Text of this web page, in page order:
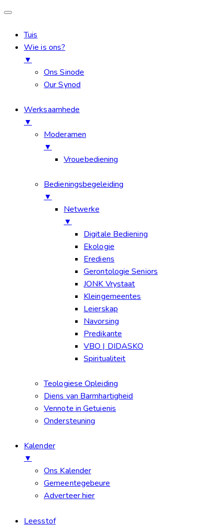
Tuis
Wie is ons?
▼
Ons Sinode
Our Synod
Werksaamhede
▼
Moderamen
▼
Vrouebediening
Bedieningsbegeleiding
▼
Netwerke
▼
Digitale Bediening
Ekologie
Erediens
Gerontologie Seniors
JONK Vrystaat
Kleingemeentes
Leierskap
Navorsing
Predikante
VBO | DIDASKO
Spiritualiteit
Teologiese Opleiding
Diens van Barmhartigheid
Vennote in Getuienis
Ondersteuning
Kalender
▼
Ons Kalender
Gemeentegebeure
Adverteer hier
Leesstof